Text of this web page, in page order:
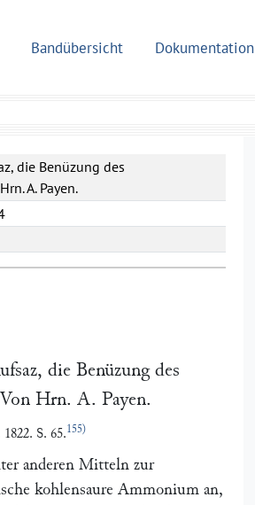
Bandübersicht Dokumentation
die Benüzung des
A. Payen.
die Benüzung des
Hrn. A. Payen.
1822. S. 65.155)
anderen Mitteln zur
kohlensaure Ammonium an,